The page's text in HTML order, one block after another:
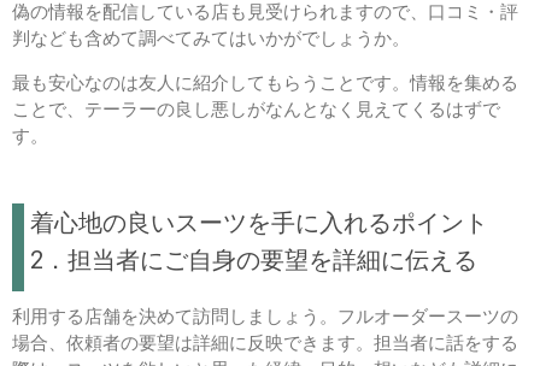
偽の情報を配信している店も見受けられますので、口コミ・評
判なども含めて調べてみてはいかがでしょうか。
最も安心なのは友人に紹介してもらうことです。情報を集める
ことで、テーラーの良し悪しがなんとなく見えてくるはずで
す。
着心地の良いスーツを手に入れるポイント
2．担当者にご自身の要望を詳細に伝える
利用する店舗を決めて訪問しましょう。フルオーダースーツの
場合、依頼者の要望は詳細に反映できます。担当者に話をする